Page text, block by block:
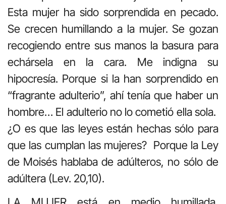
Esta mujer ha sido sorprendida en pecado.
Se crecen humillando a la mujer. Se gozan
recogiendo entre sus manos la basura para
echársela en la cara. Me indigna su
hipocresía. Porque si la han sorprendido en
“fragrante adulterio”, ahí tenía que haber un
hombre… El adulterio no lo cometió ella sola.
¿O es que las leyes están hechas sólo para
que las cumplan las mujeres? Porque la Ley
de Moisés hablaba de adúlteros, no sólo de
adúltera (Lev. 20,10).